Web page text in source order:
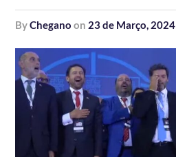
byChegano on 23 de Março, 2024